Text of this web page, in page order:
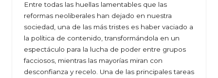
Entre todas las huellas lamentables que las
reformas neoliberales han dejado en nuestra
sociedad, una de las más tristes es haber vaciado a
la política de contenido, transformándola en un
espectáculo para la lucha de poder entre grupos
facciosos, mientras las mayorías miran con
desconfianza y recelo. Una de las principales tareas